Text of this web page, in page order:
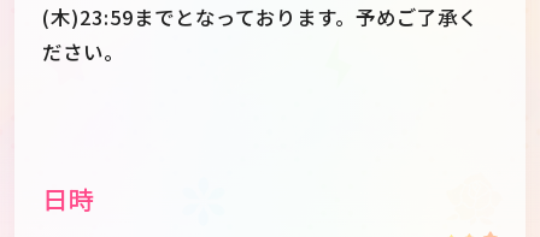
(木)23:59までとなっております。予めご了承く
ださい。
日時